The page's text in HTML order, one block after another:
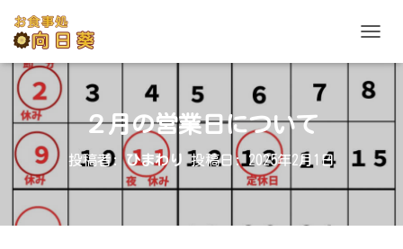
２月の営業日について
投稿者:ひまわり 投稿日:2025年2月1日